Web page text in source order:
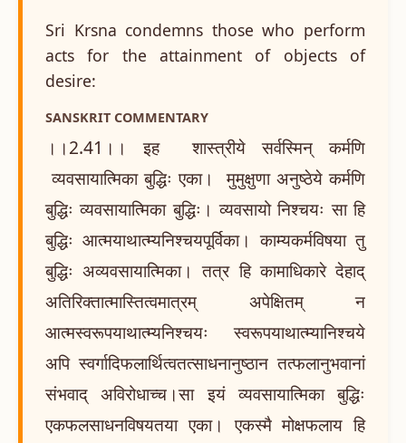
Sri Krsna condemns those who perform
acts for the attainment of objects of
desire:
SANSKRIT COMMENTARY
।।2.41।। इह शास्त्रीये सर्वस्मिन् कर्मणि
व्यवसायात्मिका बुद्धिः एका। मुमुक्षुणा अनुष्ठेये कर्मणि
बुद्धिः व्यवसायात्मिका बुद्धिः। व्यवसायो निश्चयः सा हि
बुद्धिः आत्मयाथात्म्यनिश्चयपूर्विका। काम्यकर्मविषया तु
बुद्धिः अव्यवसायात्मिका। तत्र हि कामाधिकारे देहाद्
अतिरिक्तात्मास्तित्वमात्रम् अपेक्षितम् न
आत्मस्वरूपयाथात्म्यनिश्चयः स्वरूपयाथात्म्यानिश्चये
अपि स्वर्गादिफलार्थित्वतत्साधनानुष्ठान तत्फलानुभवानां
संभवाद् अविरोधाच्च।सा इयं व्यवसायात्मिका बुद्धिः
एकफलसाधनविषयतया एका। एकस्मै मोक्षफलाय हि